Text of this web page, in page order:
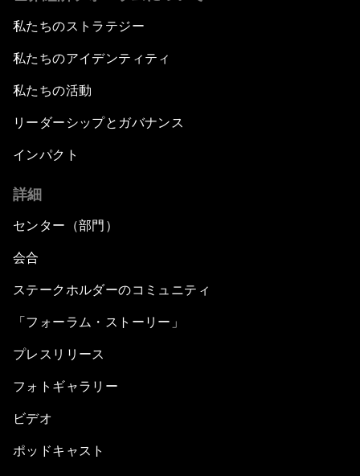
私たちのストラテジー
私たちのアイデンティティ
私たちの活動
リーダーシップとガバナンス
インパクト
詳細
センター（部門）
会合
ステークホルダーのコミュニティ
「フォーラム・ストーリー」
プレスリリース
フォトギャラリー
ビデオ
ポッドキャスト